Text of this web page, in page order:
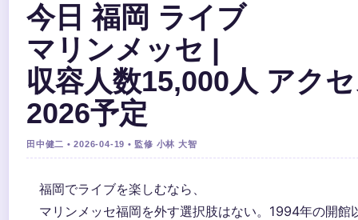
今日 福岡 ライブ
マリンメッセ |
収容人数15,000人 アク
2026予定
田中健二 • 2026-04-19 • 監修 小林 大智
福岡でライブを楽しむなら、
マリンメッセ福岡を外す選択肢はない。1994年の開館